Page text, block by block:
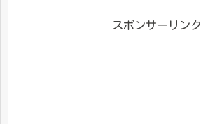
スポンサーリンク